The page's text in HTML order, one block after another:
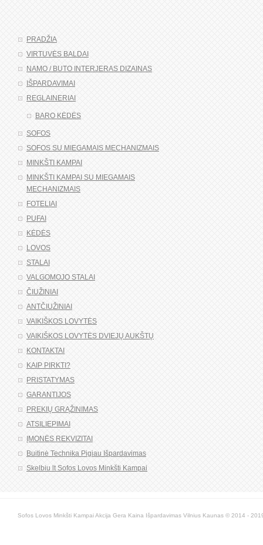
PRADŽIA
VIRTUVĖS BALDAI
NAMO / BUTO INTERJERAS DIZAINAS
IŠPARDAVIMAI
REGLAINERIAI
BARO KĖDĖS
SOFOS
SOFOS SU MIEGAMAIS MECHANIZMAIS
MINKŠTI KAMPAI
MINKŠTI KAMPAI SU MIEGAMAIS
MECHANIZMAIS
FOTELIAI
PUFAI
KĖDĖS
LOVOS
STALAI
VALGOMOJO STALAI
ČIUŽINIAI
ANTČIUŽINIAI
VAIKIŠKOS LOVYTĖS
VAIKIŠKOS LOVYTĖS DVIEJŲ AUKŠTŲ
KONTAKTAI
KAIP PIRKTI?
PRISTATYMAS
GARANTIJOS
PREKIŲ GRĄŽINIMAS
ATSILIEPIMAI
ĮMONĖS REKVIZITAI
Buitinė Technika Pigiau Išpardavimas
Skelbiu lt Sofos Lovos Minkšti Kampai
Sofos Lovos Minkšti Kampai Akcija Gera Kaina Išpardavimas Vilnius Kaunas © 2014 -